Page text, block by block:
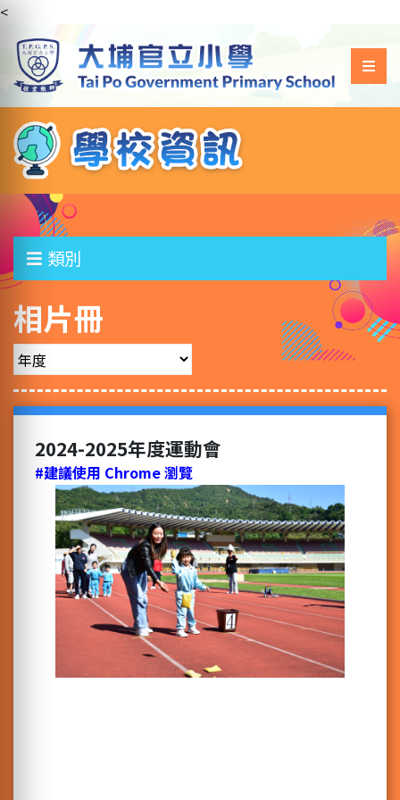
<
類別
相片冊
2024-2025年度運動會
#建議使用 Chrome 瀏覽